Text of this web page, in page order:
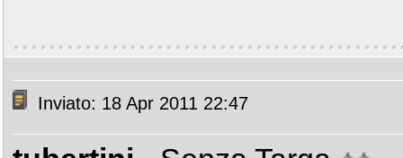
Inviato: 18 Apr 2011 22:47